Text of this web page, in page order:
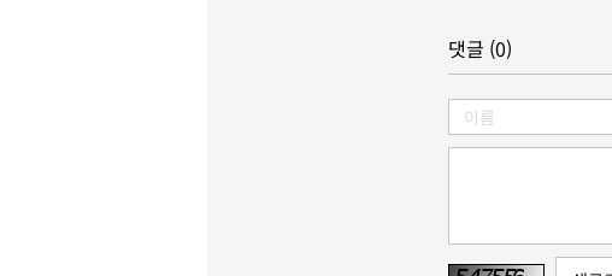
댓글 (0)